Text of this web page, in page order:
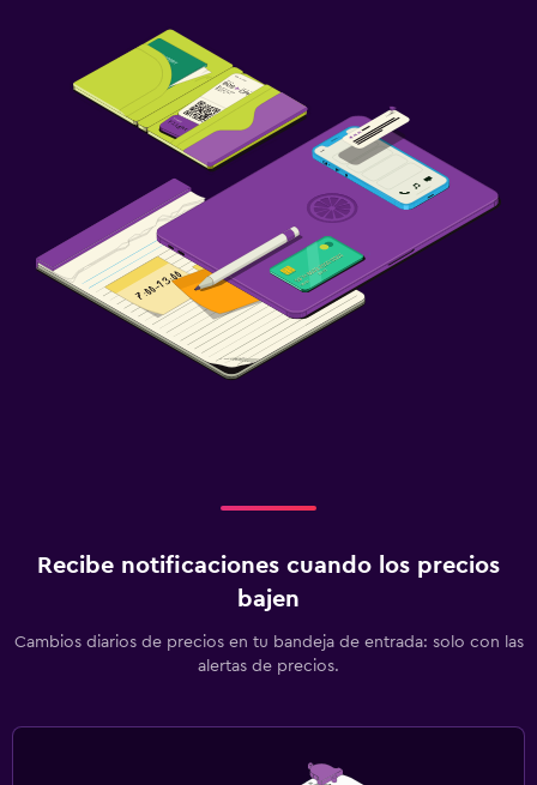
Recibe notificaciones cuando los precios
bajen
Cambios diarios de precios en tu bandeja de entrada: solo con las
alertas de precios.